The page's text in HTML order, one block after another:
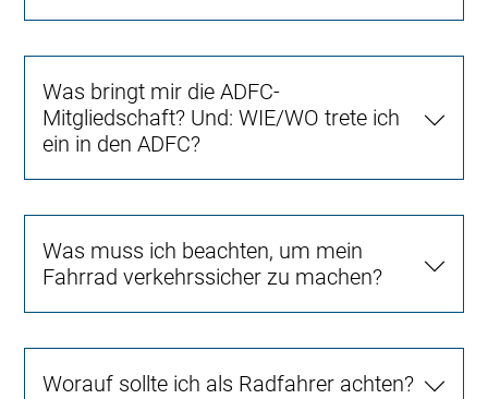
Was bringt mir die ADFC-
Mitgliedschaft? Und: WIE/WO trete ich
ein in den ADFC?
Was muss ich beachten, um mein
Fahrrad verkehrssicher zu machen?
Worauf sollte ich als Radfahrer achten?